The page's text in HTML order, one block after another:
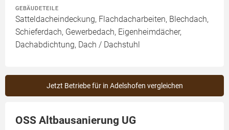
GEBÄUDETEILE
Satteldacheindeckung, Flachdacharbeiten, Blechdach,
Schieferdach, Gewerbedach, Eigenheimdächer,
Dachabdichtung, Dach / Dachstuhl
Jetzt Betriebe für in Adelshofen vergleichen
OSS Altbausanierung UG